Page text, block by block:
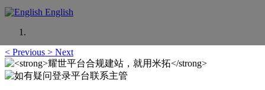
English
< Previous > Next